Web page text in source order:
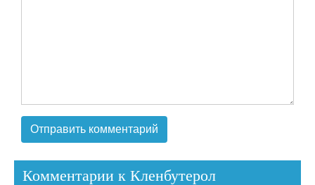
Комментарии к Кленбутерол